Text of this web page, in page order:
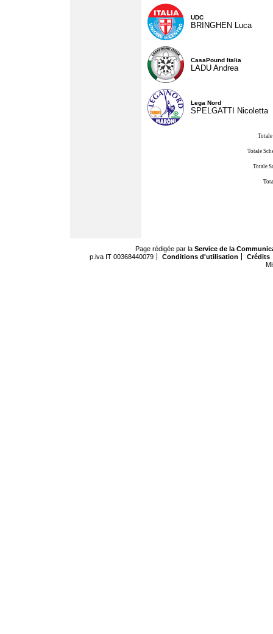
UDC
BRINGHEN Luca
CasaPound Italia
LADU Andrea
Lega Nord
SPELGATTI Nicoletta
Totale
Totale
Page rédigée par la Service de la
p.iva IT 00368440079
Conditions d'utilisation
Crédits